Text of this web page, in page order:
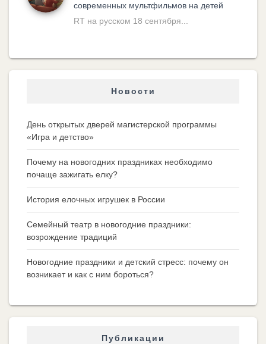
современных мультфильмов на детей
RT на русском 18 сентября...
Новости
День открытых дверей магистерской программы
«Игра и детство»
Почему на новогодних праздниках необходимо
почаще зажигать елку?
История елочных игрушек в России
Семейный театр в новогодние праздники:
возрождение традиций
Новогодние праздники и детский стресс: почему он
возникает и как с ним бороться?
Публикации